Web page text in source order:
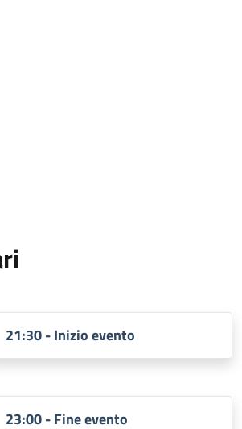
21:30 - Inizio evento
23:00 - Fine evento